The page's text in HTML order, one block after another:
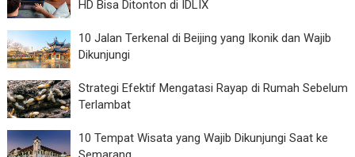
HD Bisa Ditonton di IDLIX
10 Jalan Terkenal di Beijing yang Ikonik dan Wajib
Dikunjungi
Strategi Efektif Mengatasi Rayap di Rumah Sebelum
Terlambat
10 Tempat Wisata yang Wajib Dikunjungi Saat ke